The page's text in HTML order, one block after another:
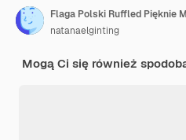
Flaga Polski Ruffled Pięknie
natanaelginting
Mogą Ci się również